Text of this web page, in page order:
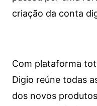
criação da conta
Com plataforma
Digio reúne todas
dos novos